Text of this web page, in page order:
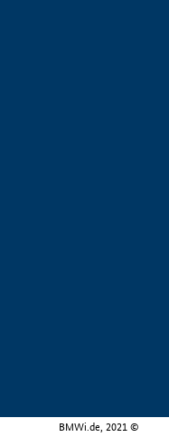
BMWi.de, 2021 ©